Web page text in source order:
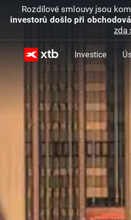
Rozdílové smlouvy jsou
investorů došlo při
zda
Investice